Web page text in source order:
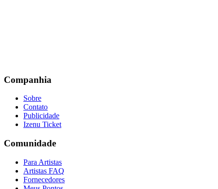
Companhia
Sobre
Contato
Publicidade
Izenu Ticket
Comunidade
Para Artistas
Artistas FAQ
Fornecedores